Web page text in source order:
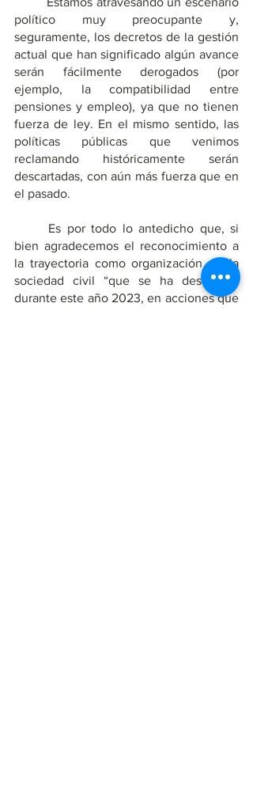
político muy preocupante y,
seguramente, los decretos de la gestión
actual que han significado algún avance
serán fácilmente derogados (por
ejemplo, la compatibilidad entre
pensiones y empleo), ya que no tienen
fuerza de ley. En el mismo sentido, las
políticas públicas que venimos
reclamando históricamente serán
descartadas, con aún más fuerza que en
el pasado.
bien agradecemos el reconocimiento a
la trayectoria como organización de la
sociedad civil “que se ha destacado
durante este año 2023, en acciones que